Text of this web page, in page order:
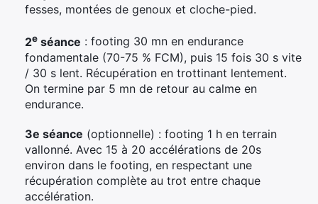
fesses, montées de genoux et cloche-pied.
2e séance : footing 30 mn en endurance
fondamentale (70-75 % FCM), puis 15 fois 30 s vite
/ 30 s lent. Récupération en trottinant lentement.
On termine par 5 mn de retour au calme en
endurance.
3e séance (optionnelle) : footing 1 h en terrain
vallonné. Avec 15 à 20 accélérations de 20s
environ dans le footing, en respectant une
récupération complète au trot entre chaque
accélération.